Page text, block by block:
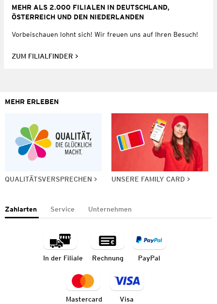
MEHR ALS 2.000 FILIALEN IN DEUTSCHLAND,
ÖSTERREICH UND DEN NIEDERLANDEN
Vorbeischauen lohnt sich! Wir freuen uns auf Ihren Besuch!
ZUM FILIALFINDER
MEHR ERLEBEN
QUALITÄTSVERSPRECHEN UNSERE FAMILY CARD
Zahlarten Service Unternehmen
In der Filiale Rechnung PayPal
Mastercard Visa